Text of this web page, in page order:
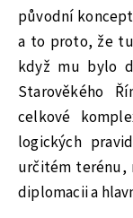
původní
a to proto, že
když mu bylo
Starověkého
celkové
logických
určitém terénu,
diplomacii a